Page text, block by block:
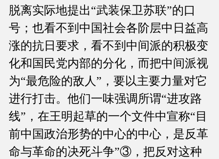
脱离实际地提出“武装保卫苏联”的口
号；也看不到中国社会各阶层中日益高
涨的抗日要求，看不到中间派的积极变
化和国民党内部的分化，而把中间派视
为“最危险的敌人”，要以主要力量对它
进行打击。他们一味强调所谓“进攻路
线”，在王明起草的一个文件中宣称“目
前中国政治形势的中心的中心，是反革
命与革命的决死斗争”③，把反对这种